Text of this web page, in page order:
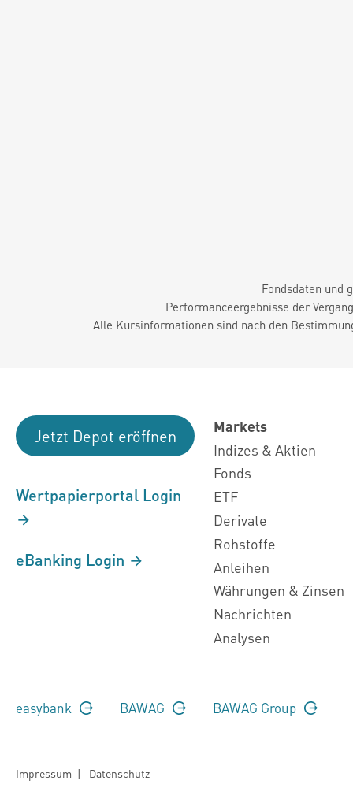
Fondsdaten und
Performanceergebnisse der
Alle Kursinformationen sind nach den
Jetzt Depot eröffnen
Wertpapierportal Login
eBanking Login
Markets
Indizes & Aktien
Fonds
ETF
Derivate
Rohstoffe
Anleihen
Währungen & Zinsen
Nachrichten
Analysen
easybank BAWAG BAWAG Group
Impressum | Datenschutz